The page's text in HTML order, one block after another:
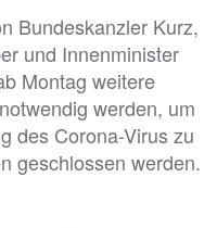
Bundeskanzler Kurz,
und Innenminister
Montag weitere
werden, um
des Corona-Virus zu
geschlossen werden.